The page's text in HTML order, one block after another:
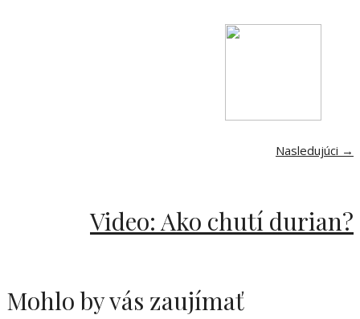
Nasledujúci →
Video: Ako chutí durian?
Mohlo by vás zaujímať